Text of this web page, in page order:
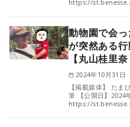
https://
動物園で会
が突然ある
【丸山桂里
2024年10月31日
【掲載媒体】 た
筆 【公開日】2024
https://